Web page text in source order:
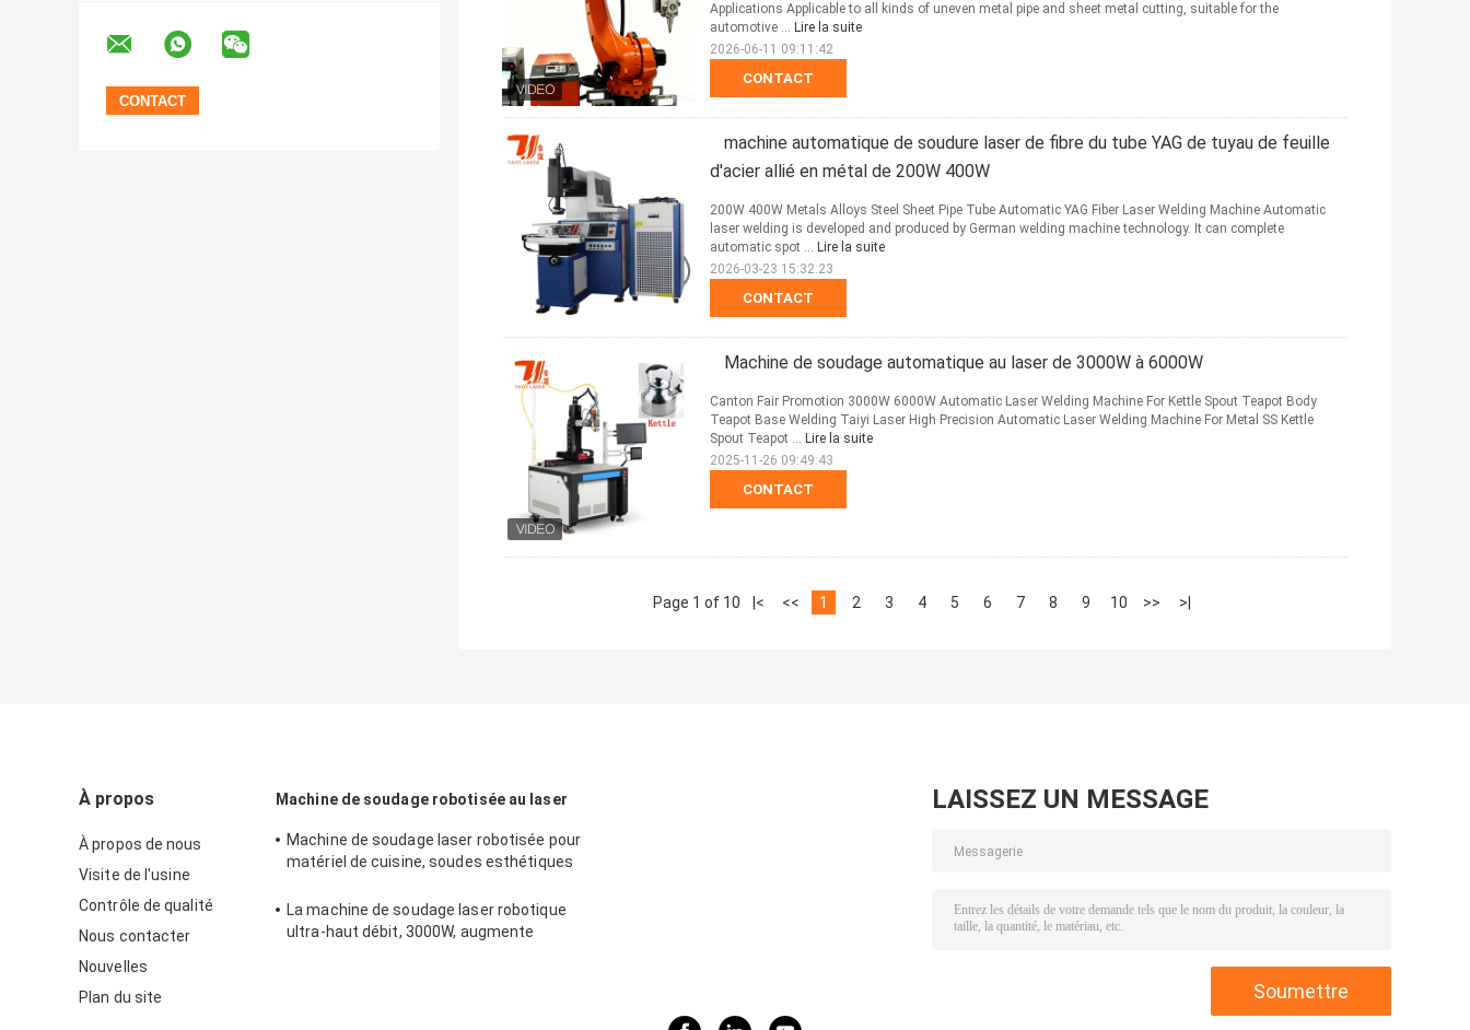
CONTACT
Applications Applicable to all kinds of uneven metal pipe and sheet metal cutting, suitable for the
automotive ... Lire la suite
2026-06-11 09:11:42
machine automatique de soudure laser de fibre du tube YAG de tuyau de feuille
d'acier allié en métal de 200W 400W
CONTACT
200W 400W Metals Alloys Steel Sheet Pipe Tube Automatic YAG Fiber Laser Welding Machine Automatic
laser welding is developed and produced by German welding machine technology. It can complete
automatic spot ... Lire la suite
2026-03-23 15:32:23
Machine de soudage automatique au laser de 3000W à 6000W
CONTACT
Canton Fair Promotion 3000W 6000W Automatic Laser Welding Machine For Kettle Spout Teapot Body
Teapot Base Welding Taiyi Laser High Precision Automatic Laser Welding Machine For Metal SS Kettle
Spout Teapot ... Lire la suite
2025-11-26 09:49:43
Page 1 of 10 |< << 1 2 3 4 5 6 7 8 9 10 >> >|
À propos
À propos de nous
Visite de l'usine
Contrôle de qualité
Nous contacter
Nouvelles
Plan du site
Machine de soudage robotisée au laser
Machine de soudage laser robotisée pour
matériel de cuisine, soudes esthétiques
La machine de soudage laser robotique
ultra-haut débit, 3000W, augmente
LAISSEZ UN MESSAGE